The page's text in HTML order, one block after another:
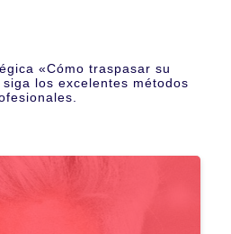
«Cómo traspasar su
los excelentes métodos